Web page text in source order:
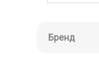
Бренд